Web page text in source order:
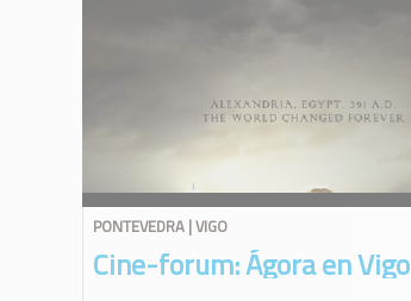
PONTEVEDRA | VIGO
Cine-forum: Ágora en Vigo